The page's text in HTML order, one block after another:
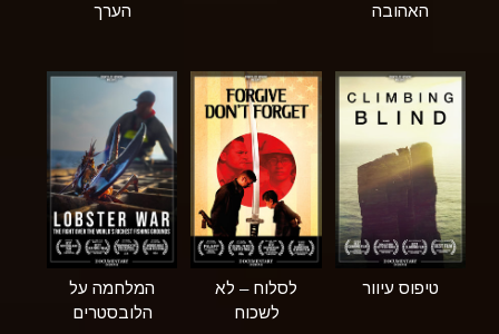
האהובה
הערך
טיפוס עיוור
לסלוח – לא
לשכוח
המלחמה על
הלובסטרים